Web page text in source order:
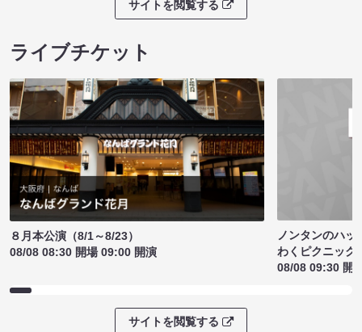
サイトを閲覧する
ライブチケット
８月本公演（8/1～8/23）
08/08 08:30 開場 09:00 開演
ノンタンのハッ
わくピクニック
08/08 09:30 開
サイトを閲覧する